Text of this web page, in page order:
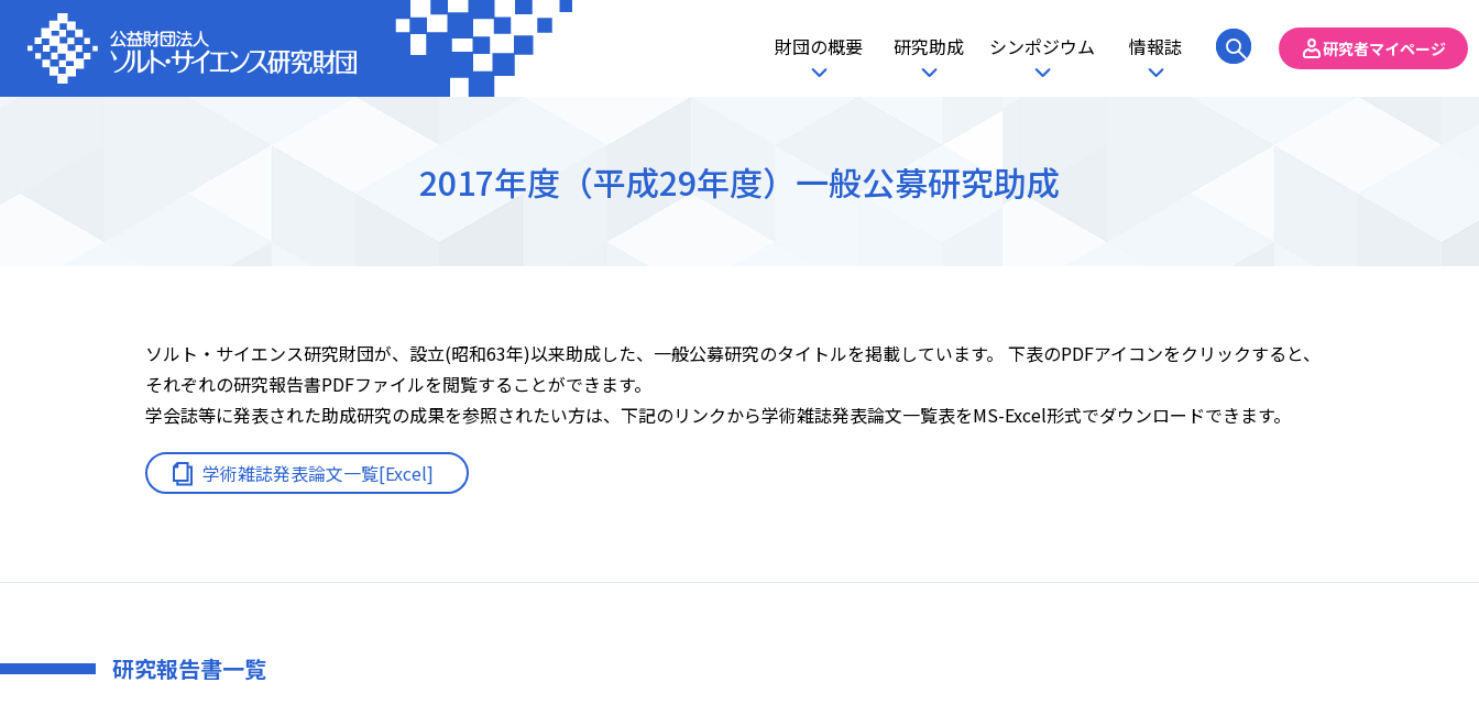
財団の概要 研究助成 シンポジウム 情報誌 研究者マイページ
2017年度（平成29年度）一般公募研究助成
ソルト・サイエンス研究財団が、設立(昭和63年)以来助成した、一般公募研究のタイトルを掲載しています。 下表のPDFアイコンをクリックすると、
それぞれの研究報告書PDFファイルを閲覧することができます。
学会誌等に発表された助成研究の成果を参照されたい方は、下記のリンクから学術雑誌発表論文一覧表をMS-Excel形式でダウンロードできます。
学術雑誌発表論文一覧[Excel]
研究報告書一覧